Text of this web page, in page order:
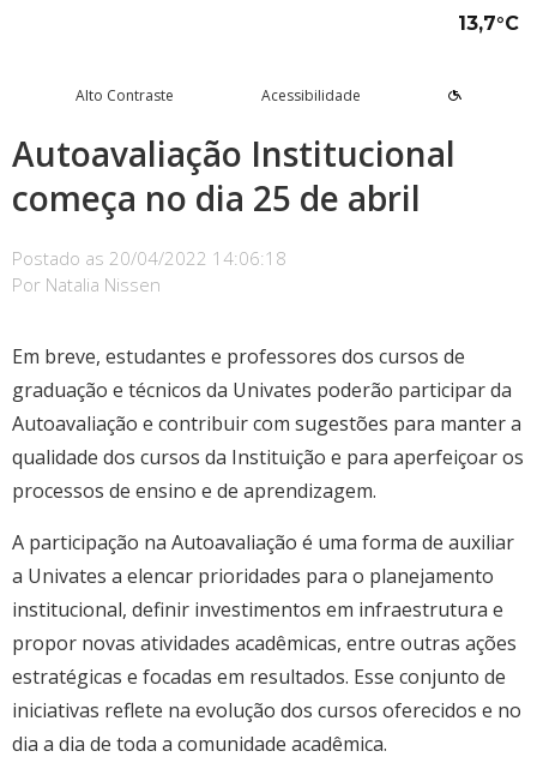
13,7°C
aqui voltar
de ingresso
e bolsas
que a Univates?
guiadas
Univates
voltar
Presencial
e Doutorados
MBA
Crie
de Idiomas
voltar
Virtual
Institucional
e Inovação voltar
da Inovação
Tecnológica da
- Inovates
voltar
e Projetos de
e Lazer voltar
Univates
e Saúde
Culturais
& Você - Comunidade
Gustavo Adolfo
voltar
de Carreiras
Alto Contraste Acessibilidade
Autoavaliação Institucional
começa no dia 25 de abril
Postado as 20/04/2022 14:06:18
Por Natalia Nissen
Em breve, estudantes e professores dos cursos de
graduação e técnicos da Univates poderão participar da
Autoavaliação e contribuir com sugestões para manter a
qualidade dos cursos da Instituição e para aperfeiçoar os
processos de ensino e de aprendizagem.
A participação na Autoavaliação é uma forma de auxiliar
a Univates a elencar prioridades para o planejamento
institucional, definir investimentos em infraestrutura e
propor novas atividades acadêmicas, entre outras ações
estratégicas e focadas em resultados. Esse conjunto de
iniciativas reflete na evolução dos cursos oferecidos e no
dia a dia de toda a comunidade acadêmica.